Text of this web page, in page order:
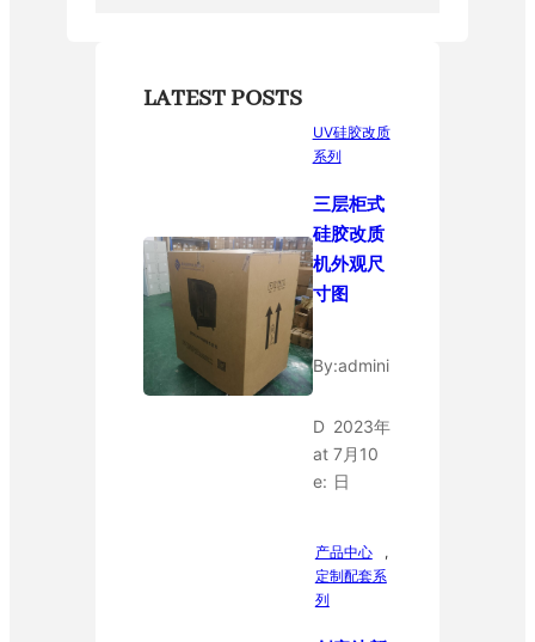
LATEST POSTS
UV硅胶改质
系列
三层柜式
硅胶改质
机外观尺
寸图
By:admini
D
at
e:
2023年
7月10
日
产品中心
,
定制配套系
列